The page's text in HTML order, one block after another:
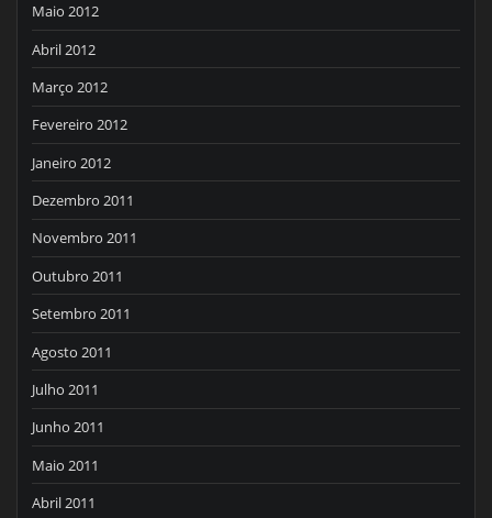
Maio 2012
Abril 2012
Março 2012
Fevereiro 2012
Janeiro 2012
Dezembro 2011
Novembro 2011
Outubro 2011
Setembro 2011
Agosto 2011
Julho 2011
Junho 2011
Maio 2011
Abril 2011